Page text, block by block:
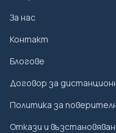
За нас
Контакт
Блогове
Договор за
Политика за
Откази и